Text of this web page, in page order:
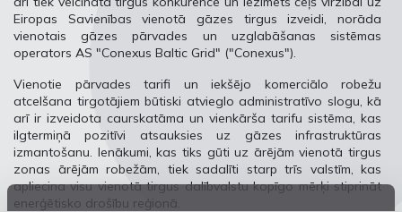
Eiropas Savienības vienotā gāzes tirgus izveidi, norāda
vienotais gāzes pārvades un uzglabāšanas sistēmas
operators AS "Conexus Baltic Grid" ("Conexus").
Vienotie pārvades tarifi un iekšējo komerciālo robežu
atcelšana tirgotājiem būtiski atvieglo administratīvo slogu, kā
arī ir izveidota caurskatāma un vienkārša tarifu sistēma, kas
ilgtermiņā pozitīvi atsauksies uz gāzes infrastruktūras
izmantošanu. Ienākumi, kas tiks gūti uz ārējām vienotā tirgus
zonas ārējām robežām, tiek sadalīti starp trīs valstīm, kas
apliecina visu vienotā tirgus dalībvalstu kopīgo mērķi stiprināt
enerģētisko drošību reģionā.